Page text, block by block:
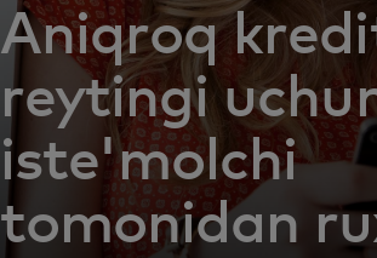
Aniqroq
reytingi
iste'molchi
tomonidan